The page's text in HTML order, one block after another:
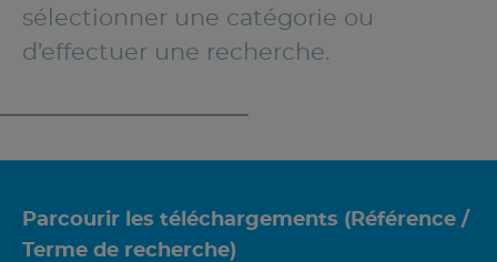
sélectionner une catégorie ou
d’effectuer une recherche.
Parcourir les téléchargements (Référence /
Terme de recherche)